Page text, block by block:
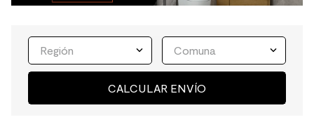
Región Comuna
CALCULAR ENVÍO